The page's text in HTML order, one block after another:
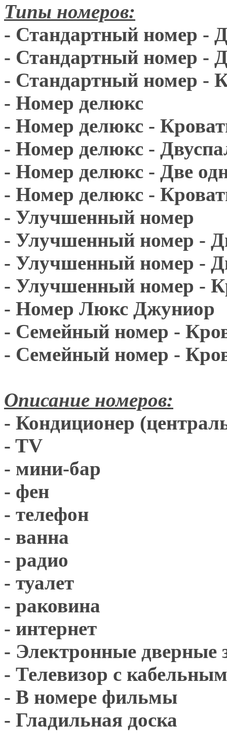
Типы номеров:
- Стандартный номер -
- Стандартный номер -
- Стандартный номер -
- Номер делюкс
- Номер делюкс -
- Номер делюкс -
- Номер делюкс - Две
- Номер делюкс -
- Улучшенный номер
- Улучшенный номер -
- Улучшенный номер -
- Улучшенный номер -
- Номер Люкс Джуниор
- Семейный номер -
- Семейный номер -
Описание номеров:
- Кондиционер
- TV
- мини-бар
- фен
- телефон
- ванна
- радио
- туалет
- раковина
- интернет
- Электронные дверные
- Телевизор с кабельным
- В номере фильмы
- Гладильная доска